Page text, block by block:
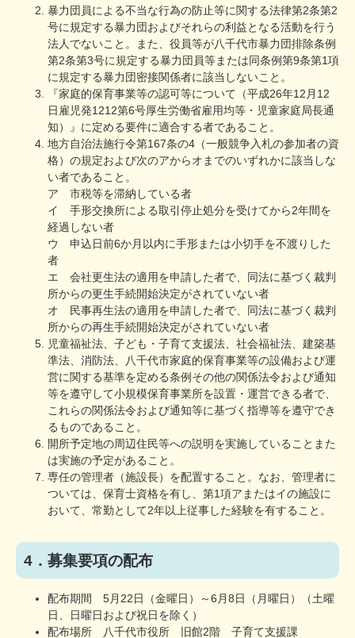
暴力団員による不当な行為の防止等に関する法律第2条第2
号に規定する暴力団およびそれらの利益となる活動を行う
法人でないこと。また、役員等が八千代市暴力団排除条例
第2条第3号に規定する暴力団員等または同条例第9条第1項
に規定する暴力団密接関係者に該当しないこと。
『家庭的保育事業等の認可等について（平成26年12月12
日雇児発1212第6号厚生労働省雇用均等・児童家庭局長通
知）』に定める要件に適合する者であること。
地方自治法施行令第167条の4（一般競争入札の参加者の資
格）の規定および次のアからオまでのいずれかに該当しな
い者であること。
ア 市税等を滞納している者
イ 手形交換所による取引停止処分を受けてから2年間を
経過しない者
ウ 申込日前6か月以内に手形または小切手を不渡りした
者
エ 会社更生法の適用を申請した者で、同法に基づく裁判
所からの更生手続開始決定がされていない者
オ 民事再生法の適用を申請した者で、同法に基づく裁判
所からの再生手続開始決定がされていない者
児童福祉法、子ども・子育て支援法、社会福祉法、建築基
準法、消防法、八千代市家庭的保育事業等の設備および運
営に関する基準を定める条例その他の関係法令および通知
等を遵守して小規模保育事業所を設置・運営できる者で、
これらの関係法令および通知等に基づく指導等を遵守でき
るものであること。
開所予定地の周辺住民等への説明を実施していることまた
は実施の予定があること。
専任の管理者（施設長）を配置すること。なお、管理者に
ついては、保育士資格を有し、第1項アまたはイの施設に
おいて、常勤として2年以上従事した経験を有すること。
4．募集要項の配布
配布期間 5月22日（金曜日）～6月8日（月曜日）（土曜
日、日曜日および祝日を除く）
配布場所 八千代市役所 旧館2階 子育て支援課